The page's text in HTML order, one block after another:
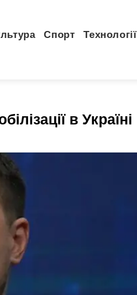
Спорт Технології
в Україні